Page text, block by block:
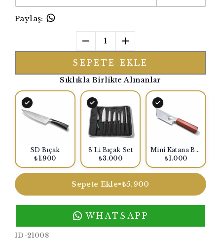
Paylaş:
1
SEPETE EKLE
Sıklıkla Birlikte Alınanlar
SD Bıçak
₺1.900
8'Li Bıçak Set
₺3.000
Mini Katana Bıçak
₺1.000
Sepete Ekle•₺5.900
WHATSAPP
ID-21008